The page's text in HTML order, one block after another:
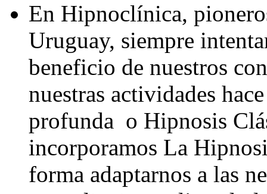
En Hipnoclínica,
Uruguay, siempre
beneficio de nuestros
nuestras actividades
profunda o Hipnosis
incorporamos La
forma adaptarnos a las